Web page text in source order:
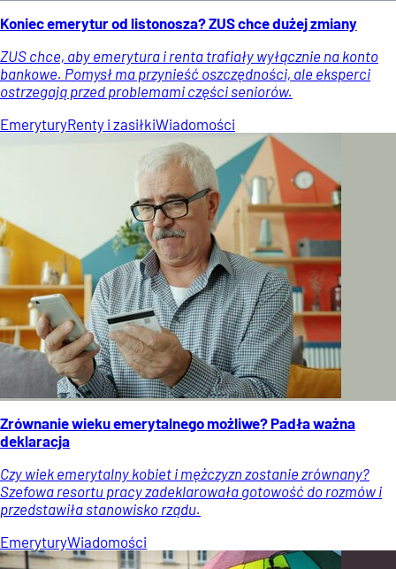
Koniec emerytur od listonosza? ZUS chce dużej zmiany
ZUS chce, aby emerytura i renta trafiały wyłącznie na konto
bankowe. Pomysł ma przynieść oszczędności, ale eksperci
ostrzegają przed problemami części seniorów.
EmeryturyRenty i zasiłkiWiadomości
Zrównanie wieku emerytalnego możliwe? Padła ważna
deklaracja
Czy wiek emerytalny kobiet i mężczyzn zostanie zrównany?
Szefowa resortu pracy zadeklarowała gotowość do rozmów i
przedstawiła stanowisko rządu.
EmeryturyWiadomości